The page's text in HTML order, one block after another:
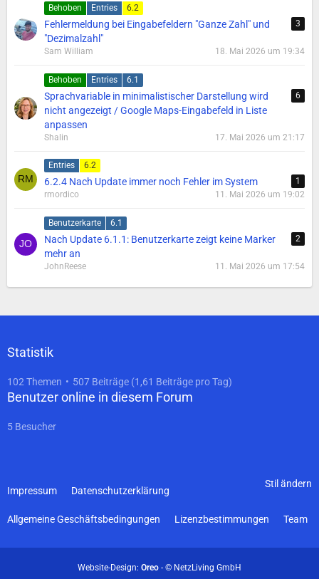
Behoben Entries 6.2
Fehlermeldung bei Eingabefeldern "Ganze Zahl" und
"Dezimalzahl"
3
Sam William 18. Mai 2026 um 19:34
Behoben Entries 6.1
Sprachvariable in minimalistischer Darstellung wird
nicht angezeigt / Google Maps-Eingabefeld in Liste
anpassen
6
Shalin 17. Mai 2026 um 21:17
Entries 6.2
6.2.4 Nach Update immer noch Fehler im System
1
rmordico
11. Mai 2026 um 19:02
Benutzerkarte 6.1
Nach Update 6.1.1: Benutzerkarte zeigt keine Marker
mehr an
2
JohnReese 11. Mai 2026 um 17:54
Statistik
102 Themen 507 Beiträge (1,61 Beiträge pro Tag)
Benutzer online in diesem Forum
5 Besucher
Stil ändern
Impressum Datenschutzerklärung
Allgemeine Geschäftsbedingungen Lizenzbestimmungen Team
Website-Design: Oreo - © NetzLiving GmbH